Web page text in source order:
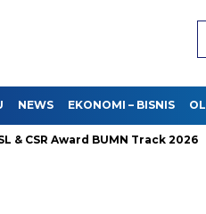
NEWS EKONOMI – BISNIS
BUMN Track 2026